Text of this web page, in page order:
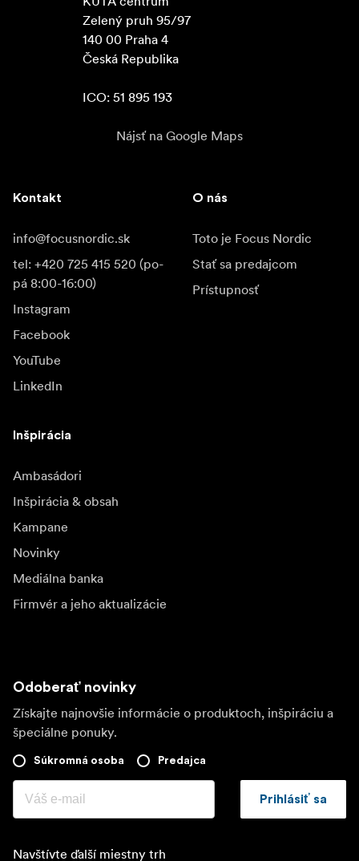
Zelený pruh 95/97
140 00 Praha 4
Česká Republika
ICO: 51 895 193
Nájsť na Google Maps
Kontakt
info@focusnordic.sk
tel: +420 725 415 520 (po-
pá 8:00-16:00)
Instagram
Facebook
YouTube
LinkedIn
O nás
Toto je Focus Nordic
Stať sa predajcom
Prístupnosť
Inšpirácia
Ambasádori
Inšpirácia & obsah
Kampane
Novinky
Mediálna banka
Firmvér a jeho aktualizácie
Odoberať novinky
Získajte najnovšie informácie o produktoch, inšpiráciu a
špeciálne ponuky.
Súkromná osoba Predajca
Prihlásiť sa
Navštívte ďalší miestny trh